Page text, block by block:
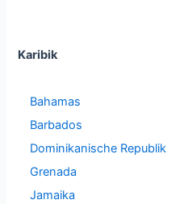
Karibik
Bahamas
Barbados
Dominikanische Republik
Grenada
Jamaika